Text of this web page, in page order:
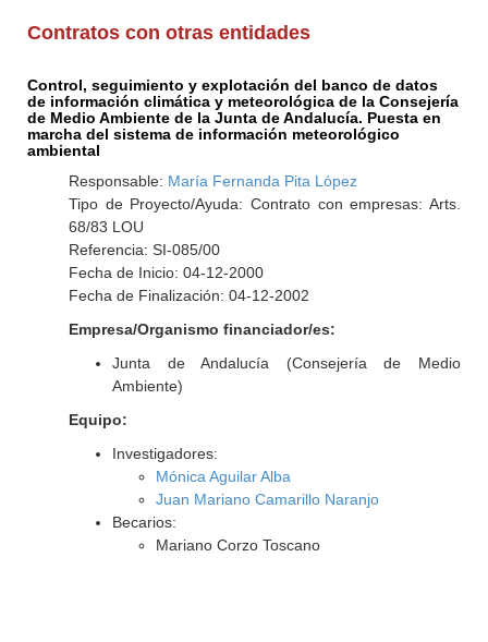
Contratos con otras entidades
Control, seguimiento y explotación del banco de datos
de información climática y meteorológica de la Consejería
de Medio Ambiente de la Junta de Andalucía. Puesta en
marcha del sistema de información meteorológico
ambiental
Responsable: María Fernanda Pita López
Tipo de Proyecto/Ayuda: Contrato con empresas: Arts.
68/83 LOU
Referencia: SI-085/00
Fecha de Inicio: 04-12-2000
Fecha de Finalización: 04-12-2002
Empresa/Organismo financiador/es:
Junta de Andalucía (Consejería de Medio
Ambiente)
Equipo:
Investigadores:
Mónica Aguilar Alba
Juan Mariano Camarillo Naranjo
Becarios:
Mariano Corzo Toscano